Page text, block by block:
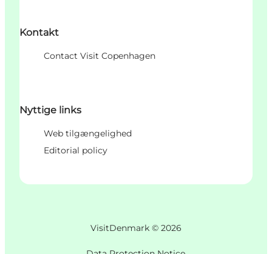
Kontakt
Contact Visit Copenhagen
Nyttige links
Web tilgængelighed
Editorial policy
VisitDenmark © 2026